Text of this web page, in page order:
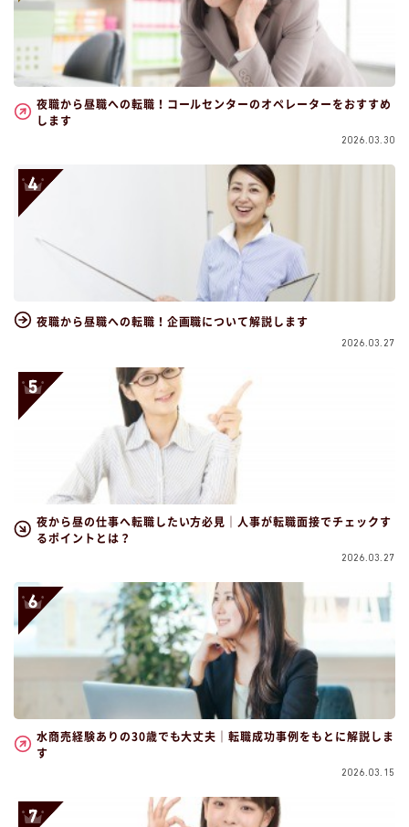
夜職から昼職への転職！コールセンターのオペレーターをおすすめ
します
2026.03.30
夜職から昼職への転職！企画職について解説します
2026.03.27
夜から昼の仕事へ転職したい方必見｜人事が転職面接でチェックす
るポイントとは？
2026.03.27
水商売経験ありの30歳でも大丈夫｜転職成功事例をもとに解説しま
す
2026.03.15